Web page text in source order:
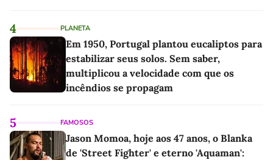
4 PLANETA
Em 1950, Portugal plantou eucaliptos para
estabilizar seus solos. Sem saber,
multiplicou a velocidade com que os
incêndios se propagam
5 FAMOSOS
Jason Momoa, hoje aos 47 anos, o Blanka
de 'Street Fighter' e eterno 'Aquaman':